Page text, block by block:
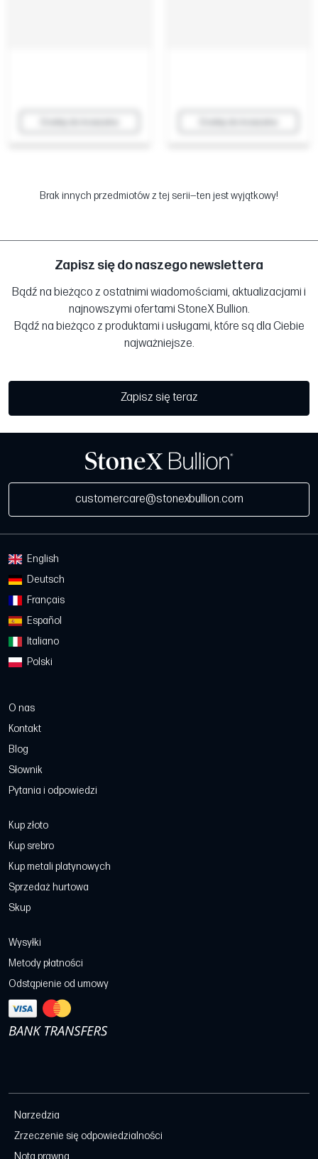
Brak innych przedmiotów z tej serii—ten jest wyjątkowy!
Zapisz się do naszego newslettera
Bądź na bieżąco z ostatnimi wiadomościami, aktualizacjami i
najnowszymi ofertami StoneX Bullion.
Bądź na bieżąco z produktami i usługami, które są dla Ciebie
najważniejsze.
Zapisz się teraz
customercare@stonexbullion.com
English
Deutsch
Français
Español
Italiano
Polski
O nas
Kontakt
Blog
Słownik
Pytania i odpowiedzi
Kup złoto
Kup srebro
Kup metali platynowych
Sprzedaż hurtowa
Skup
Wysyłki
Metody płatności
Odstąpienie od umowy
Narzedzia
Zrzeczenie się odpowiedzialności
Nota prawna